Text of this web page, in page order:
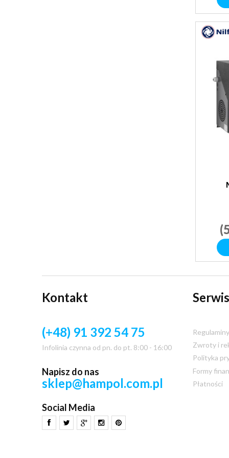
Kontakt
(+48) 91 392 54 75
Infolinia czynna od pn. do pt. 8:00 - 16:00
Napisz do nas
sklep@hampol.com.pl
Social Media
Regulaminy
Zwroty i
Polityka
Formy
Płatności